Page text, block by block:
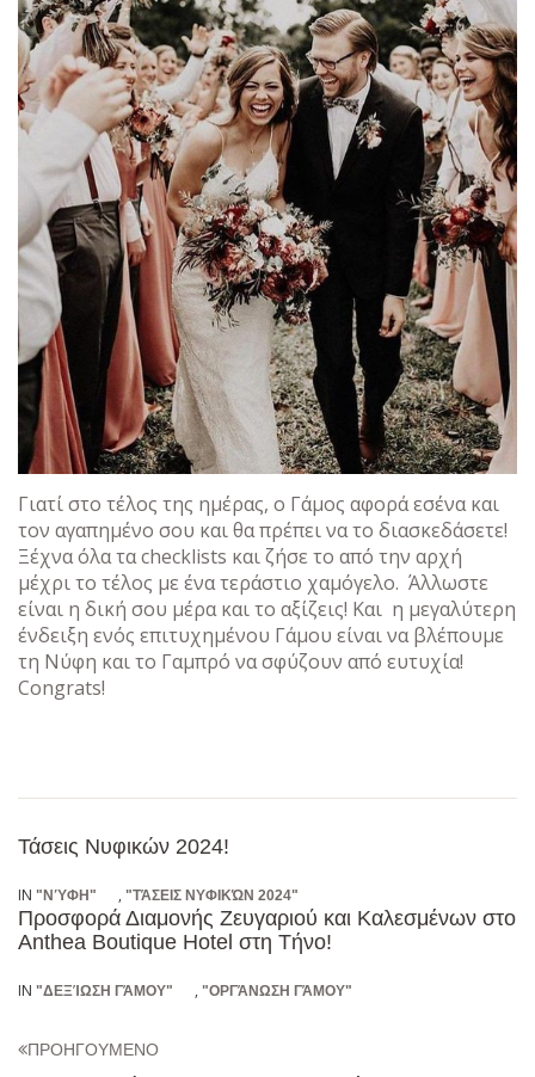
Γιατί στο τέλος της ημέρας, ο Γάμος αφορά εσένα και
τον αγαπημένο σου και θα πρέπει να το διασκεδάσετε!
Ξέχνα όλα τα checklists και ζήσε το από την αρχή
μέχρι το τέλος με ένα τεράστιο χαμόγελο. Άλλωστε
είναι η δική σου μέρα και το αξίζεις! Και η μεγαλύτερη
ένδειξη ενός επιτυχημένου Γάμου είναι να βλέπουμε
τη Νύφη και το Γαμπρό να σφύζουν από ευτυχία!
Congrats!
Τάσεις Νυφικών 2024!
IN "ΝΎΦΗ" , "ΤΆΣΕΙΣ ΝΥΦΙΚΏΝ 2024"
Προσφορά Διαμονής Ζευγαριού και Καλεσμένων στο
Anthea Boutique Hotel στη Τήνο!
IN "ΔΕΞΊΩΣΗ ΓΆΜΟΥ" , "ΟΡΓΆΝΩΣΗ ΓΆΜΟΥ"
ΠΡΟΗΓΟΥΜΕΝΟ